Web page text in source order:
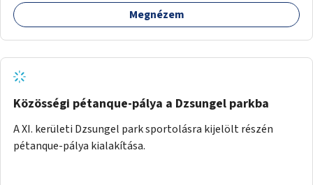
Megnézem
Közösségi pétanque-pálya a Dzsungel parkba
A XI. kerületi Dzsungel park sportolásra kijelölt részén
pétanque-pálya kialakítása.